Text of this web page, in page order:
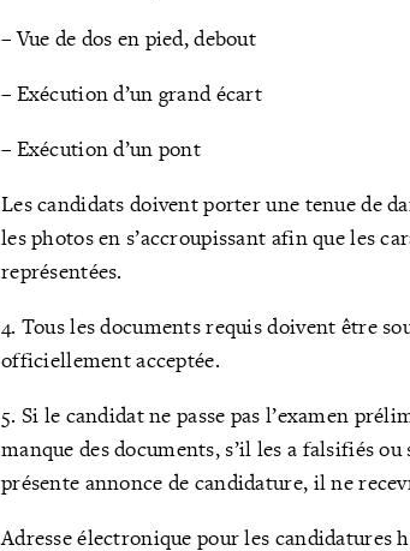
– Vue de dos en pied, debout
– Exécution d’un grand écart
– Exécution d’un pont
Les candidats doivent porter une tenue de
les photos en s’accroupissant afin que les
représentées.
4. Tous les documents requis doivent être
officiellement acceptée.
5. Si le candidat ne passe pas l’examen
manque des documents, s’il les a falsifiés
présente annonce de candidature, il ne
Adresse électronique pour les candidatures